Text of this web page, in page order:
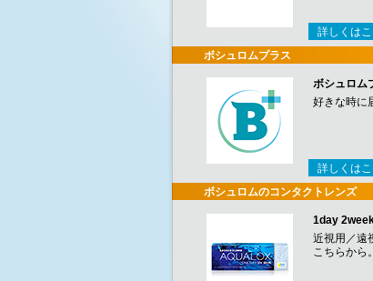
詳しくはこ
ボシュロムプラス
ボシュロム
好きな時に
詳しくはこ
ボシュロムのコンタクトレンズ
1day
近視用／遠
こちらから。